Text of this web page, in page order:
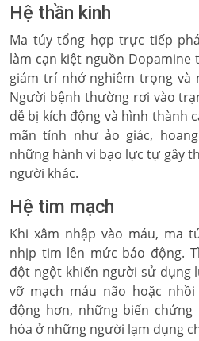
Hệ thần kinh
Ma túy tổng hợp trực tiếp
làm cạn kiệt nguồn Dopamine
giảm trí nhớ nghiêm trọng và
Người bệnh thường rơi vào
dễ bị kích động và hình thành
mãn tính như ảo giác,
những hành vi bạo lực tự gây
người khác.
Hệ tim mạch
Khi xâm nhập vào máu, ma
nhịp tim lên mức báo động.
đột ngột khiến người sử dụng
vỡ mạch máu não hoặc
động hơn, những biến chứng
hóa ở những người lạm dụng